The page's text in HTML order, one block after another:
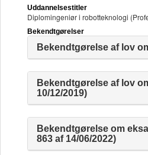
Uddannelsestitler
Diplomingeniør i robotteknologi
Bekendtgørelser
Bekendtgørelse af lov
Bekendtgørelse af lov
10/12/2019)
Bekendtgørelse om
863 af 14/06/2022)